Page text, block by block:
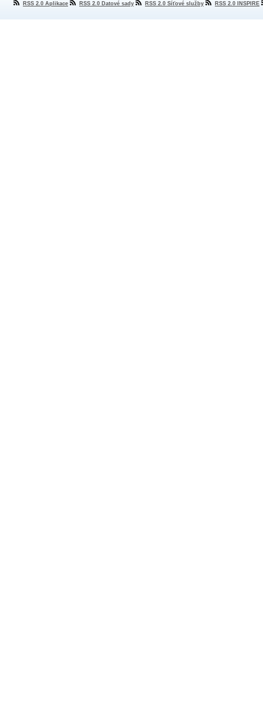
RSS 2.0 Aplikace
RSS 2.0 Datové sady RSS 2.0 Síťové služby RSS 2.0 INSPIRE